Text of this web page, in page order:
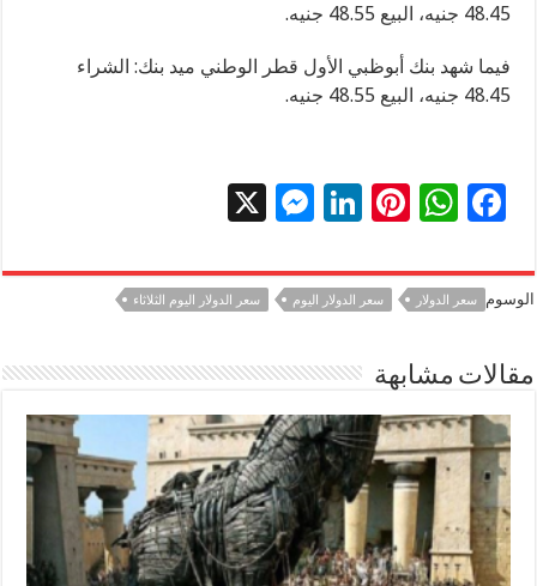
48.45 جنيه، البيع 48.55 جنيه.
فيما شهد بنك أبوظبي الأول قطر الوطني ميد بنك: الشراء
48.45 جنيه، البيع 48.55 جنيه.
F
e
b
o
k
W
at
sA
p
p
Pi
er
es
t
Li
k
e
dI
n
M
se
n
g
er
الوسوم سعر الدولار سعر الدولار اليوم سعر الدولار اليوم الثلاثاء
مقالات مشابهة